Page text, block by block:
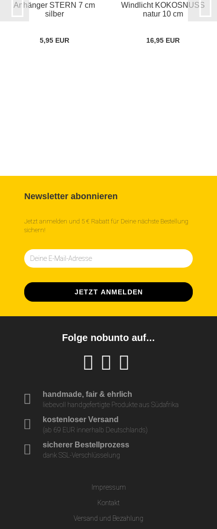
Anhänger STERN 7 cm
silber
5,95 EUR
Windlicht KOKOSNUSS
natur 10 cm
16,95 EUR
Newsletter abonnieren
Jetzt anmelden und 5 € Rabatt für Deine nächste Bestellung
sichern!
Folge nobunto auf...
handmade, fair & ehrlich
liebevoll handgefertigte Produkte aus Südafrika
kostenloser Versand
(ab 69 EUR innerhalb Deutschlands)
sicherer Bestellprozess
dank SSL-Verschlüsselung
Impressum
Kontakt
Versand und Bezahlung